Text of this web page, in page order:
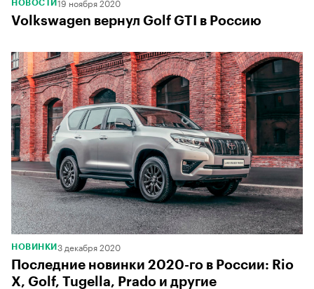
НОВОСТИ 19 ноября 2020
Volkswagen вернул Golf GTI в Россию
НОВИНКИ 3 декабря 2020
Последние новинки 2020-го в России: Rio
X, Golf, Tugella, Prado и другие